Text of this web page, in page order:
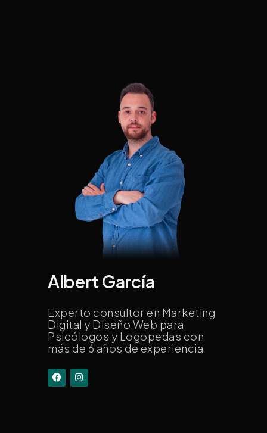
Albert García
Experto consultor en Marketing
Digital y Diseño Web para
Psicólogos y Logopedas con
más de 6 años de experiencia